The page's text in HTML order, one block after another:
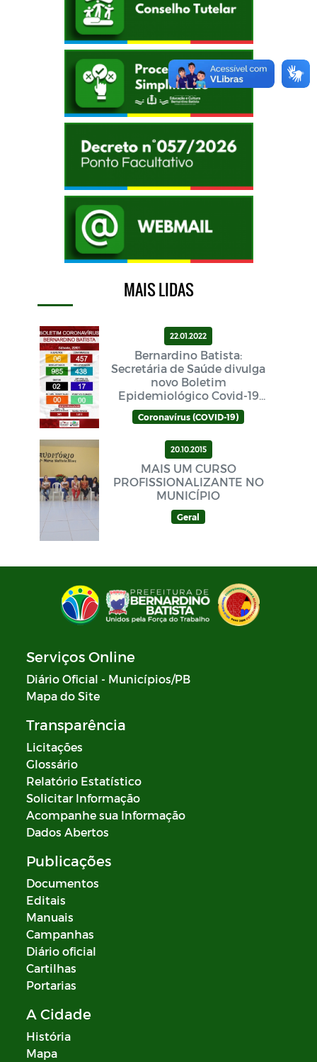
MAIS LIDAS
22.01.2022
Bernardino Batista:
Secretária de Saúde divulga
novo Boletim
Epidemiológico Covid-19
neste sábado (22/01)
Coronavírus (COVID-19)
20.10.2015
MAIS UM CURSO
PROFISSIONALIZANTE NO
MUNICÍPIO
Geral
Serviços Online
Diário Oficial - Municípios/PB
Mapa do Site
Transparência
Licitações
Glossário
Relatório Estatístico
Solicitar Informação
Acompanhe sua Informação
Dados Abertos
Publicações
Documentos
Editais
Manuais
Campanhas
Diário oficial
Cartilhas
Portarias
A Cidade
História
Mapa